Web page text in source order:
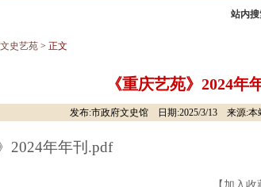
站内搜
史艺苑 > 正文
《重庆艺苑》2024年
发布:市政府文史馆 日期:2025/3/13 来源:
2024年年刊.pdf